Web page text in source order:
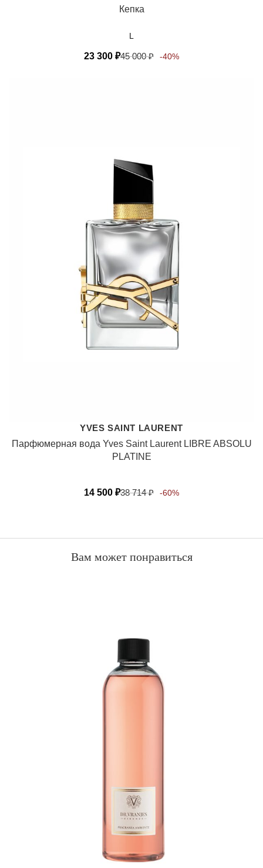
Кепка
L
23 300 ₽45 000₽ -40%
YVES SAINT LAURENT
Парфюмерная вода Yves Saint Laurent LIBRE ABSOLU
PLATINE
14 500 ₽38 714₽ -60%
Вам может понравиться